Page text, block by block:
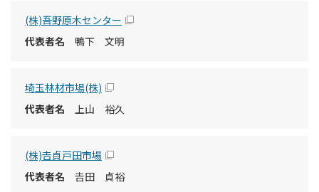
(株)吾野原木センター
鴨下 文明
埼玉林材市場(株)
上山 裕久
(株)𠮷貞戸田市場
𠮷田 貞裕